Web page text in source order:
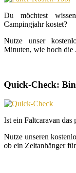
Du möchtest
Campingjahr kostet?
Nutze unser
Minuten, wie hoch die
Quick-Check:
Ist ein Faltcaravan
Nutze unseren
ob ein Zeltanhänger